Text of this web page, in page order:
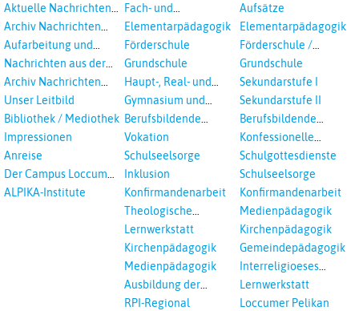
Aktuelle Nachrichten
aus dem RPI
Archiv Nachrichten
aus dem RPI ab 2018
Aufarbeitung und
Prävention
Landeskirche und EKD
Nachrichten aus der
Landeskirche
Archiv Nachrichten
aus der Landeskirche
Unser Leitbild
Bibliothek / Mediothek
Impressionen
Anreise
Der Campus Loccum
und Loccumer
ALPIKA-Institute
Fach- und
Studientagungen
Elementarpädagogik
Förderschule
Grundschule
Haupt-, Real- und
Oberschule
Gymnasium und
Gesamtschule
Berufsbildende
Schulen
Vokation
Schulseelsorge
Inklusion
Konfirmandenarbeit
Theologische
Fortbildungen,
Interreligöses Lernen
Lernwerkstatt
Kirchenpädagogik
Medienpädagogik
Ausbildung der
Vikar*innen
RPI-Regional
Aufsätze
Elementarpädagogik
Förderschule /
Inklusion
Grundschule
Sekundarstufe I
Sekundarstufe II
Berufsbildende
Schulen
Konfessionelle
Kooperation
Schulgottesdienste
Schulseelsorge
Konfirmandenarbeit
Medienpädagogik
Kirchenpädagogik
Gemeindepädagogik
Interreligioeses
Lernen
Lernwerkstatt
Loccumer Pelikan